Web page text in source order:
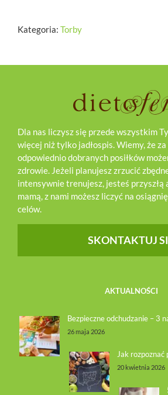
Kategoria: Torby
Dla nas liczysz się przede wszystkim
więcej niż tylko jadłospis. Wiemy, że za
odpowiednio dobranych posiłków
zdrowie. Jeżeli planujesz zrzucić
intensywnie trenujesz, jesteś przyszłą
mamą, z nami możesz liczyć na
celów.
SKONTAKTUJ
AKTUALNOŚCI
Bezpieczne odchudzanie – 3
26 maja 2026
Jak
20 kwietnia 2026